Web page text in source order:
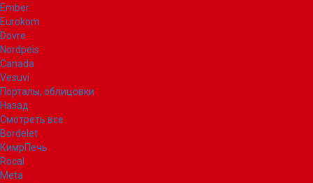
Ember
Eurokom
Dovre
Nordpeis
Canada
Vesuvi
Порталы, облицовки
Назад
Смотреть все
Bordelet
КимрПечь
Rocal
Meta